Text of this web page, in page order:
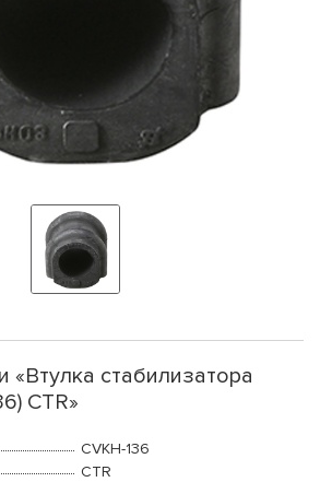
«Втулка стабилизатора
CTR»
CVKH-136
CTR